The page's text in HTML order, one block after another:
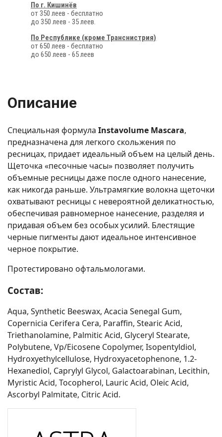
По г. Кишинёв
от 350 леев - бесплатно
до 350 леев - 35 леев.
По Республике (кроме Транснистрия)
от 650 леев - бесплатно
до 650 леев - 65 леев
Описание
Специальная формула Instavolume Mascara,
предназначена для легкого скольжения по
ресницах, придает идеальный объем на целый день.
Щеточка «песочные часы» позволяет получить
объемные ресницы даже после одного нанесение,
как никогда раньше. Ультрамягкие волокна щеточки
охватывают ресницы с невероятной деликатностью,
обеспечивая равномерное нанесение, разделяя и
придавая объем без особых усилий. Блестящие
черные пигменты дают идеальное интенсивное
черное покрытие.
Протестировано офтальмологами.
Состав:
Aqua, Synthetic Beeswax, Acacia Senegal Gum,
Copernicia Cerifera Cera, Paraffin, Stearic Acid,
Triethanolamine, Palmitic Acid, Glyceryl Stearate,
Polybutene, Vp/Eicosene Copolymer, Isopentyldiol,
Hydroxyethylcellulose, Hydroxyacetophenone, 1.2-
Hexanediol, Caprylyl Glycol, Galactoarabinan, Lecithin,
Myristic Acid, Tocopherol, Lauric Acid, Oleic Acid,
Ascorbyl Palmitate, Citric Acid.